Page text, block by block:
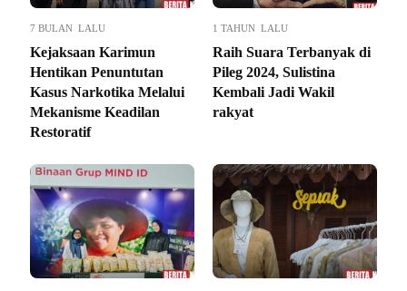
7 BULAN LALU
Kejaksaan Karimun
Hentikan Penuntutan
Kasus Narkotika Melalui
Mekanisme Keadilan
Restoratif
1 TAHUN LALU
Raih Suara Terbanyak di
Pileg 2024, Sulistina
Kembali Jadi Wakil
rakyat